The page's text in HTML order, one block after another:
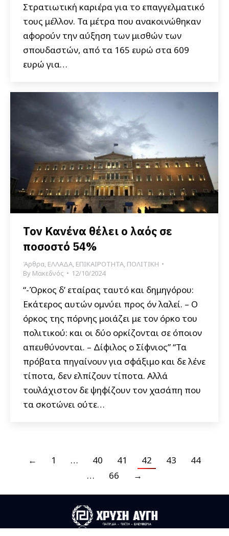
Στρατιωτική καριέρα για το επαγγελματικό
τους μέλλον. Τα μέτρα που ανακοινώθηκαν
αφορούν την αύξηση των μισθών των
σπουδαστών, από τα 165 ευρώ στα 609
ευρώ για…
Τον Κανένα θέλει ο λαός σε
ποσοστό 54%
Άρθρα ΕΛΛΑΔΑ ΕΠΙΚΑΙΡΟΤΗΤΑ ΠΟΛΙΤΙΚΗ
By Μακεδνός 12/10/2024
“-Όρκος δ’ εταίρας ταυτό και δημηγόρου:
Εκάτερος αυτών ομνύει προς όν λαλεί. – Ο
όρκος της πόρνης μοιάζει με τον όρκο του
πολιτικού: και οι δύο ορκίζονται σε όποιον
απευθύνονται. – Δίφιλος ο Σίφνιος” “Τα
πρόβατα πηγαίνουν για σφάξιμο και δε λένε
τίποτα, δεν ελπίζουν τίποτα. Αλλά
τουλάχιστον δε ψηφίζουν τον χασάπη που
τα σκοτώνει ούτε…
← 1 … 40 41 42 43
44
…
66 →